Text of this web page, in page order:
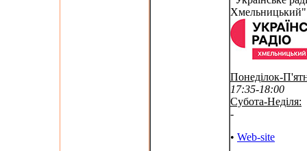
Хмельницький"
Понеділок-
17:35-18:00
Субота-Неділя:
-
• Web-site